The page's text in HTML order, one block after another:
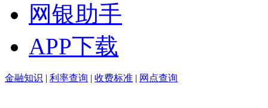
网银助手
APP下载
金融知识 | 利率查询 | 收费标准 | 网点查询